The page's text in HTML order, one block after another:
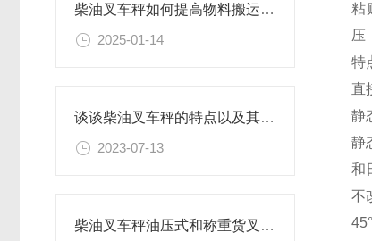
柴油叉车秤如何提高物料搬运的效率？
2025-01-14
谈谈柴油叉车秤的特点以及其在物流行业中的重要作用
2023-07-13
柴油叉车秤油压式和称重货叉的区别
粘
压
特
直
静
静
和
不